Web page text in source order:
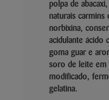
polpa de
naturais carmins
norbixina,
acidulante ácido
goma guar e
soro de leite em
modificado,
gelatina.